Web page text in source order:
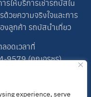
experience, serve
ให้บริการเช่ารถบัสใน
วยความจริงใจและการ
งลูกค้า รถบัสนำเที่ยว
อดเวลาที่
9579(คุณอรชร)